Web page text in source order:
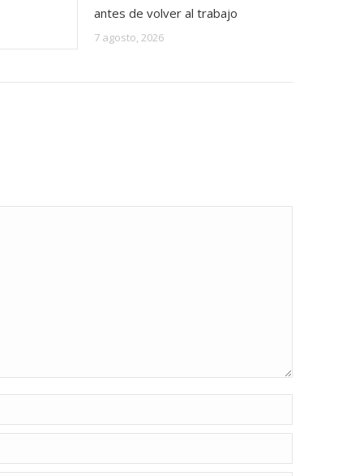
antes de volver al trabajo
7 agosto, 2026